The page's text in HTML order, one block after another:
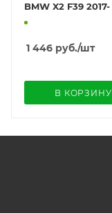
BMW X2 F39 2017-
1 446 руб./шт
В КОРЗИНУ